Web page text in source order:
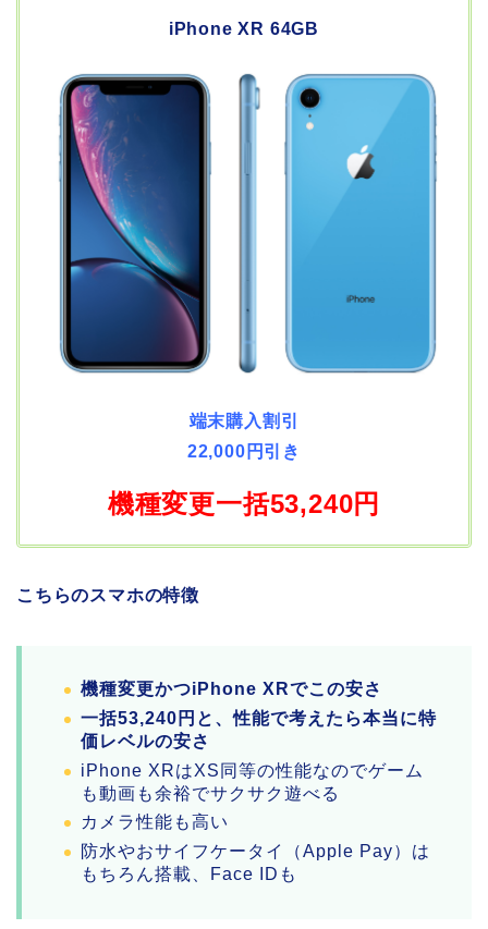
iPhone XR 64GB
端末購入割引
22,000円引き
機種変更一括53,240円
こちらのスマホの特徴
機種変更かつiPhone XRでこの安さ
一括53,240円と、性能で考えたら本当に特
価レベルの安さ
iPhone XRはXS同等の性能なのでゲーム
も動画も余裕でサクサク遊べる
カメラ性能も高い
防水やおサイフケータイ（Apple Pay）は
もちろん搭載、Face IDも